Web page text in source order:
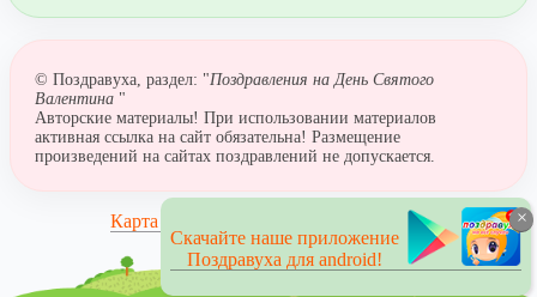
© Поздравуха, раздел: "Поздравления на День Святого
Валентина "
Авторские материалы! При использовании материалов
активная ссылка на сайт обязательна! Размещение
произведений на сайтах поздравлений не допускается.
Карта сайта
×
Скачайте наше приложение
Поздравуха для android!